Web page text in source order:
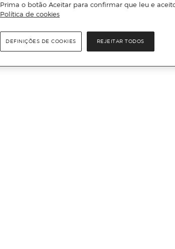
Prima o botão Aceitar para confirmar que leu e
Política de cookies
REJEITAR TODOS
DEFINIÇÕES DE COOKIES